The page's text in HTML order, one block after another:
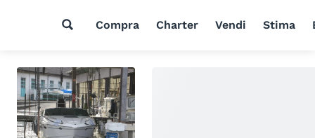
Compra Charter Vendi Stima